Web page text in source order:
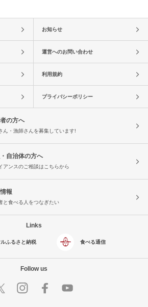
お知らせ
運営へのお問い合わせ
利用規約
プライバシーポリシー
の方へ
ん・漁師さんを募集しています!
自治体の方へ
アンスのご相談はこちらから
報
と食べる人をつなぎたい
Links
ふるさと納税 食べる通信
Follow us